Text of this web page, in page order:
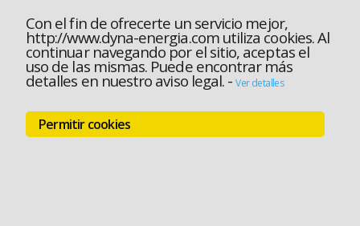
Con el fin de ofrecerte un servicio mejor,
http://www.dyna-energia.com utiliza cookies. Al
continuar navegando por el sitio, aceptas el
uso de las mismas. Puede encontrar más
detalles en nuestro aviso legal. -Ver detalles
Permitir cookies